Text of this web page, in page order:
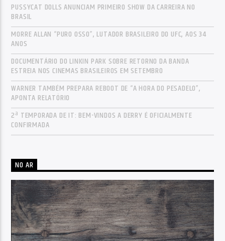
PUSSYCAT DOLLS ANUNCIAM PRIMEIRO SHOW DA CARREIRA NO
BRASIL
MORRE ALLAN “PURO OSSO”, LUTADOR BRASILEIRO DO UFC, AOS 34
ANOS
DOCUMENTÁRIO DO LINKIN PARK SOBRE RETORNO DA BANDA
ESTREIA NOS CINEMAS BRASILEIROS EM SETEMBRO
WARNER TAMBÉM PREPARA REBOOT DE “A HORA DO PESADELO”,
APONTA RELATÓRIO
2ª TEMPORADA DE IT: BEM-VINDOS A DERRY É OFICIALMENTE
CONFIRMADA
NO AR